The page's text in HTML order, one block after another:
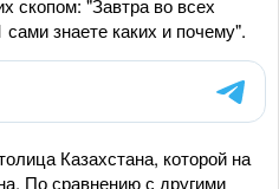
скопом: "Завтра во всех
знаете каких и почему".
Казахстана, которой на
По сравнению с другими